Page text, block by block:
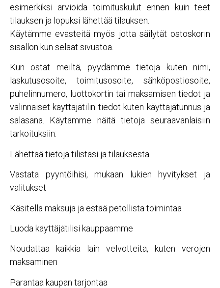
esimerkiksi arvioida toimituskulut ennen kuin teet
tilauksen ja lopuksi lähettää tilauksen.
Käytämme evästeitä myös jotta säilytät ostoskorin
sisällön kun selaat sivustoa.
Kun ostat meiltä, pyydämme tietoja kuten nimi,
laskutusosoite, toimitusosoite, sähköpostiosoite,
puhelinnumero, luottokortin tai maksamisen tiedot ja
valinnaiset käyttäjätilin tiedot kuten käyttäjätunnus ja
salasana. Käytämme näitä tietoja seuraavanlaisiin
tarkoituksiin:
Lähettää tietoja tilistäsi ja tilauksesta
Vastata pyyntöihisi, mukaan lukien hyvitykset ja
valitukset
Käsitellä maksuja ja estää petollista toimintaa
Luoda käyttäjätilisi kauppaamme
Noudattaa kaikkia lain velvotteita, kuten verojen
maksaminen
Parantaa kaupan tarjontaa